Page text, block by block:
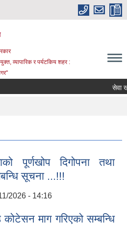
व्यापारिक र पर्यटकिय शहर :
पूर्णखोप दिगोपना तथा
सूचना ...!!!
2026 - 14:16
समबन्धि सूचना ...!!!
कोटेसन माग गरिएको सम्बन्धि